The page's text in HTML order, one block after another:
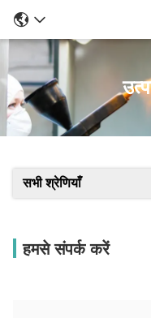
सभी श्रेणियाँ
हमसे संपर्क करें